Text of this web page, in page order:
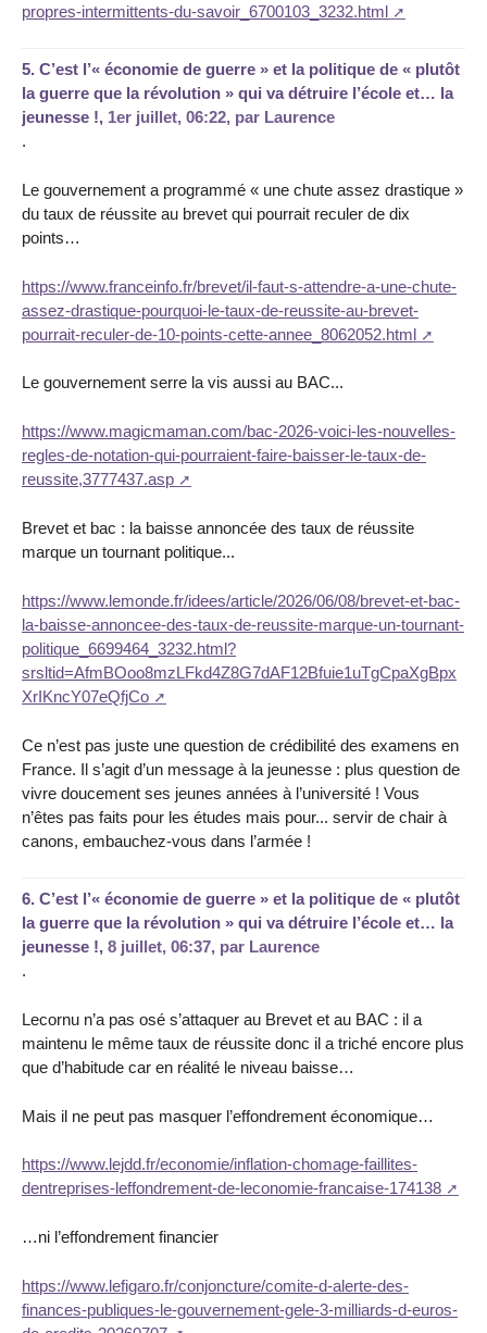
propres-intermittents-du-savoir_6700103_3232.html
5. C’est l’« économie de guerre » et la politique de « plutôt
la guerre que la révolution » qui va détruire l’école et… la
jeunesse !, 1er juillet, 06:22, par Laurence
.
Le gouvernement a programmé « une chute assez drastique »
du taux de réussite au brevet qui pourrait reculer de dix
points…
https://www.franceinfo.fr/brevet/il-faut-s-attendre-a-une-chute-
assez-drastique-pourquoi-le-taux-de-reussite-au-brevet-
pourrait-reculer-de-10-points-cette-annee_8062052.html
Le gouvernement serre la vis aussi au BAC...
https://www.magicmaman.com/bac-2026-voici-les-nouvelles-
regles-de-notation-qui-pourraient-faire-baisser-le-taux-de-
reussite,3777437.asp
Brevet et bac : la baisse annoncée des taux de réussite
marque un tournant politique...
https://www.lemonde.fr/idees/article/2026/06/08/brevet-et-bac-
la-baisse-annoncee-des-taux-de-reussite-marque-un-tournant-
politique_6699464_3232.html?
srsltid=AfmBOoo8mzLFkd4Z8G7dAF12Bfuie1uTgCpaXgBpx
XrIKncY07eQfjCo
Ce n’est pas juste une question de crédibilité des examens en
France. Il s’agit d’un message à la jeunesse : plus question de
vivre doucement ses jeunes années à l’université ! Vous
n’êtes pas faits pour les études mais pour... servir de chair à
canons, embauchez-vous dans l’armée !
6. C’est l’« économie de guerre » et la politique de « plutôt
la guerre que la révolution » qui va détruire l’école et… la
jeunesse !, 8 juillet, 06:37, par Laurence
.
Lecornu n’a pas osé s’attaquer au Brevet et au BAC : il a
maintenu le même taux de réussite donc il a triché encore plus
que d’habitude car en réalité le niveau baisse…
Mais il ne peut pas masquer l’effondrement économique…
https://www.lejdd.fr/economie/inflation-chomage-faillites-
dentreprises-leffondrement-de-leconomie-francaise-174138
…ni l’effondrement financier
https://www.lefigaro.fr/conjoncture/comite-d-alerte-des-
finances-publiques-le-gouvernement-gele-3-milliards-d-euros-